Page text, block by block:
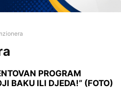
PROGRAM
BAKU ILI DJEDA!” (FOTO)